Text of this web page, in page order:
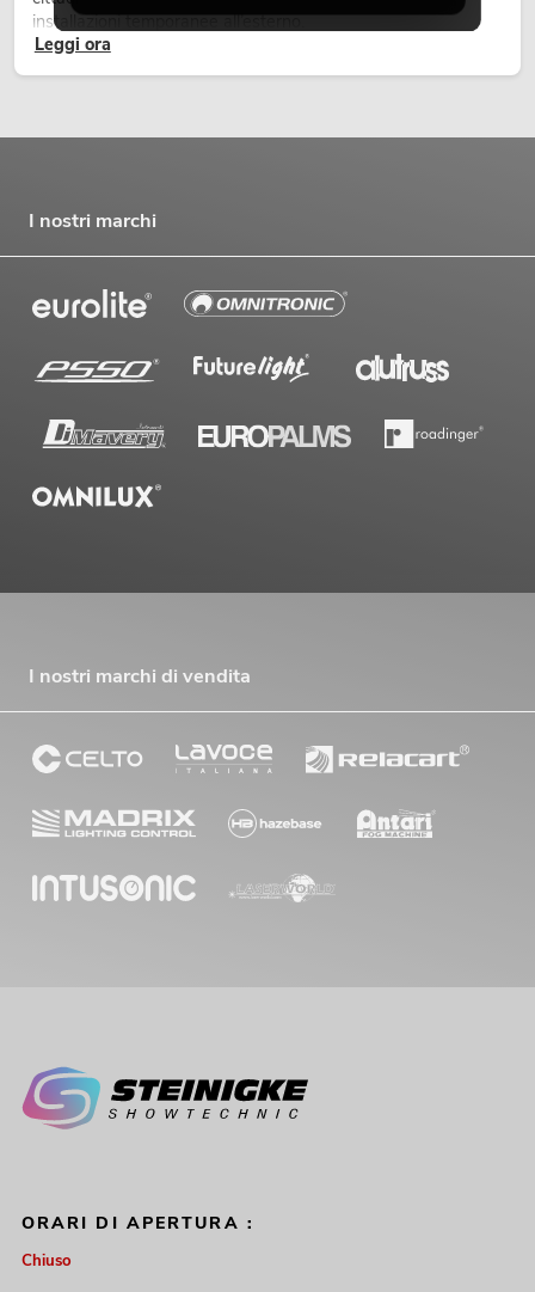
installazioni temporanee all’esterno.
Leggi ora
I nostri marchi
I nostri marchi di vendita
ORARI DI APERTURA :
Chiuso